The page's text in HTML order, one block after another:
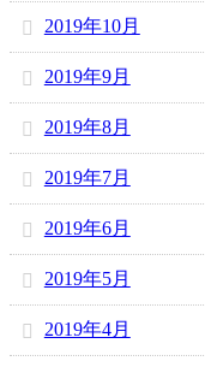
2019年10月
2019年9月
2019年8月
2019年7月
2019年6月
2019年5月
2019年4月